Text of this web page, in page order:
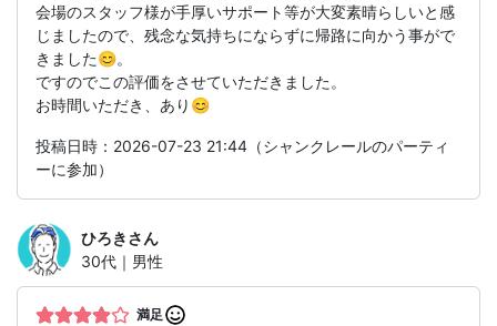
会場のスタッフ様が手厚いサポート等が大変素晴らしいと感
じましたので、残念な気持ちにならずに帰路に向かう事がで
きました😊。
ですのでこの評価をさせていただきました。
お時間いただき、あり😊
投稿日時：2026-07-23 21:44（シャンクレールのパーティ
ーに参加）
ひろきさん
30代｜男性
満足